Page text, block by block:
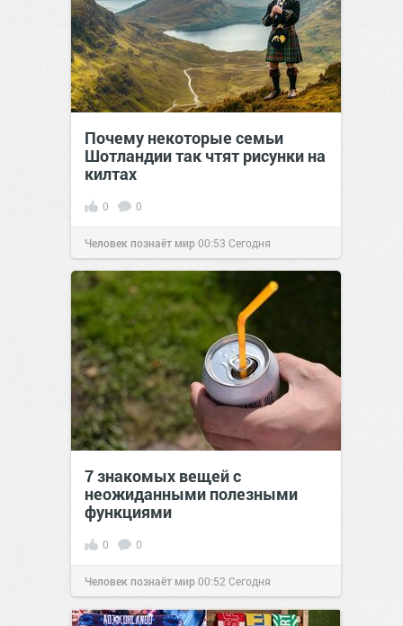
Почему некоторые семьи
Шотландии так чтят рисунки на
килтах
0 0
Человек познаёт мир00:53 Сегодня
7 знакомых вещей с
неожиданными полезными
функциями
0 0
Человек познаёт мир00:52 Сегодня